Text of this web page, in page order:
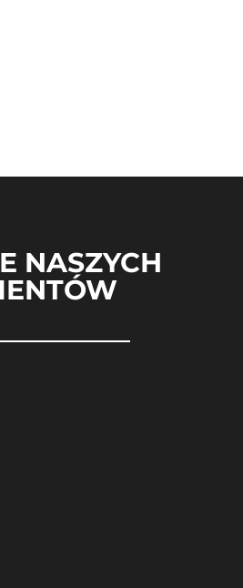
NASZYCH